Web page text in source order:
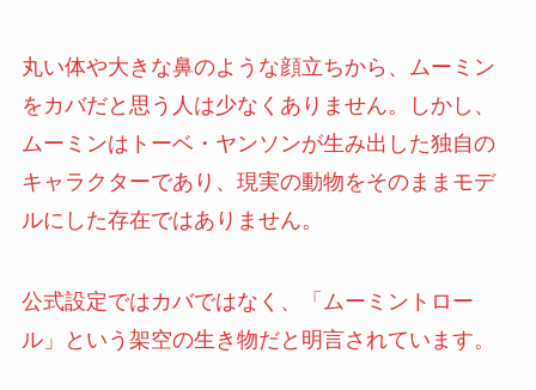
丸い体や大きな鼻のような顔立ちから、ムーミン
をカバだと思う人は少なくありません。しかし、
ムーミンはトーベ・ヤンソンが生み出した独自の
キャラクターであり、現実の動物をそのままモデ
ルにした存在ではありません。
公式設定ではカバではなく、「ムーミントロー
ル」という架空の生き物だと明言されています。